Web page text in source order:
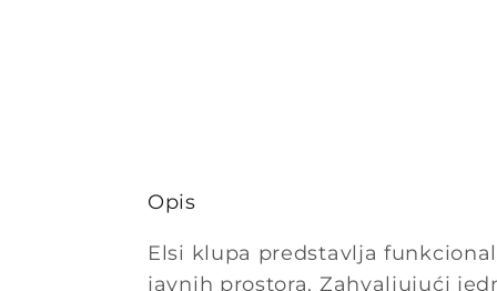
Opis
Elsi klupa predstavlja
javnih prostora. Zahvaljujući